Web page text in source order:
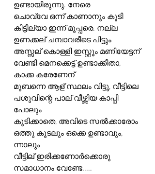
ഉണ്ടായിരുന്നു. നേരെ
ചൊവ്വേ ഒന്ന് കാണാനും കൂടി
കിട്ടീല്യാ ഇന്ന് മൂപ്പരെ. നല്ല
ഉണക്കല് ചമ്പാവരീടെ പിട്ടും
അസ്സല് കൊള്ളി ഇസ്റ്റൂം മണിയേട്ടന്
വേണ്ടി മെനക്കെട്ട് ഉണ്ടാക്കീതാ,
കാക്ക കരേണേന്
മുബന്നെ ആള് സ്ഥലം വിട്ടു, വീട്ടിലെ
പശുവിന്റെ പാല് വീഴ്ത്തിയ കാപ്പി
പോലും
കുടിക്കാതെ, അവിടെ സൽക്കാരോം
ഒത്തു കൂടലും ഒക്കെ ഉണ്ടാവും,
ന്നാലും
വീട്ടില് ഇരിക്കണോർക്കൊരു
സമാധാനം വേണ്ടേ.....